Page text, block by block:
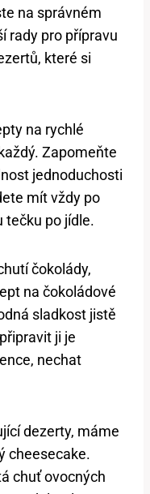
na správném
rady pro přípravu
které si
na rychlé
Zapomeňte
jednoduchosti
mít vždy po
tečku po jídle.
čokolády,
na čokoládové
sladkost jistě
ji je
nechat
dezerty, máme
cheesecake.
chuť ovocných